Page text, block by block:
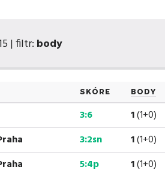
| filtr: body
SKÓRE BODY
3:6 1(1+0)
3:2sn 1(1+0)
5:4p 1(1+0)